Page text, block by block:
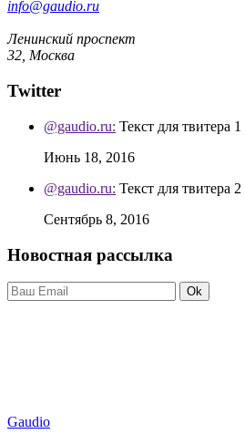
info@gaudio.ru
Ленинский проспект
32, Москва
Twitter
@gaudio.ru: Текст для твитера 1
Июнь 18, 2016
@gaudio.ru: Текст для твитера 2
Сентябрь 8, 2016
Новостная рассылка
Ok
Gaudio